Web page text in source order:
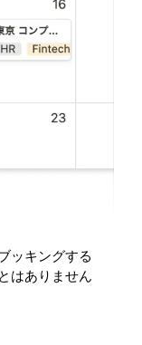
ッキングする
はありません。